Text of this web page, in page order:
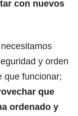
con nuevos
y orden
que funcionar;
que
ordenado y